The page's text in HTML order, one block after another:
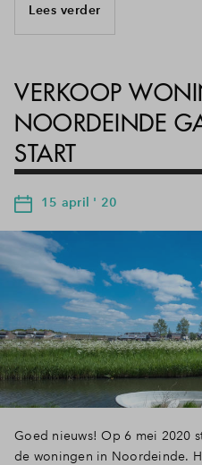
Lees verder
VERKOOP
NOORDEINDE
START
15 april ' 20
Goed nieuws! Op 6 mei 2020
de woningen in Noordeinde.